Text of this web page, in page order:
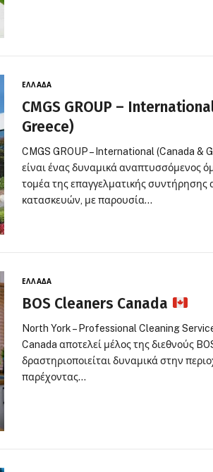
ΕΛΛΆΔΑ
CMGS GROUP –
Greece)
CMGS GROUP – International (Canada &
είναι ένας δυναμικά αναπτυσσόμενος
τομέα της επαγγελματικής συντήρησης
κατασκευών, με παρουσία…
ΕΛΛΆΔΑ
BOS Cleaners Canada
North York – Professional Cleaning
Canada αποτελεί μέλος της διεθνούς
δραστηριοποιείται δυναμικά στην
παρέχοντας…